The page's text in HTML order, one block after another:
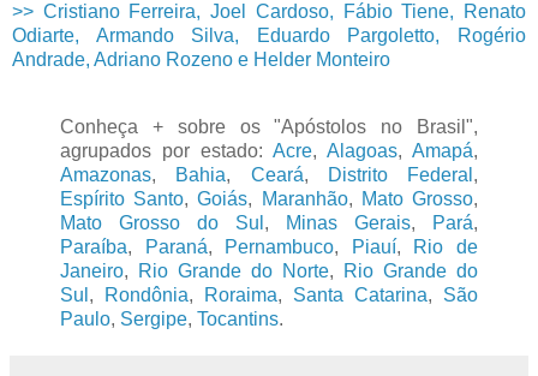
>> Cristiano Ferreira, Joel Cardoso, Fábio Tiene, Renato
Odiarte, Armando Silva, Eduardo Pargoletto, Rogério
Andrade, Adriano Rozeno e Helder Monteiro
Conheça + sobre os "Apóstolos no Brasil",
agrupados por estado: Acre, Alagoas, Amapá,
Amazonas, Bahia, Ceará, Distrito Federal ,
Espírito Santo,Goiás, Maranhão, Mato Grosso,
Mato Grosso do Sul , Minas Gerais, Pará,
Paraíba, Paraná, Pernambuco, Piauí, Rio de
Janeiro, Rio Grande do Norte,
Rio Grande do
Sul , Rondônia, Roraima, Santa Catarina, São
Paulo, Sergipe, Tocantins.